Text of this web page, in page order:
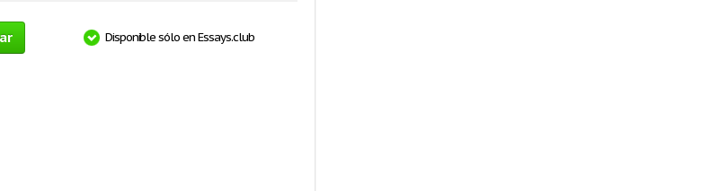
Disponible sólo en Essays.club